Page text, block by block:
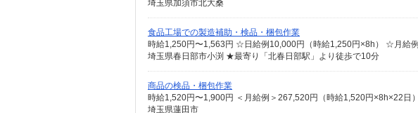
埼玉県加須市北大桑
食品工場での製造補助・検品・梱包作業
時給1,250円〜1,563円 ☆日給例10,000円（時給1,250円×8h） ☆月給
埼玉県春日部市小渕 ★最寄り「北春日部駅」より徒歩で10分
商品の検品・梱包作業
時給1,520円〜1,900円 ＜月給例＞267,520円（時給1,520円×8h×22日
埼玉県蓮田市